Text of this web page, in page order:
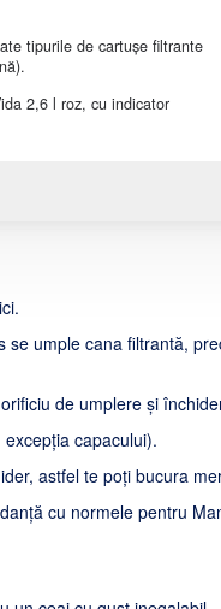
tipurile de cartușe filtrante
2,6 l roz, cu indicator
umple cana filtrantă,
de umplere și
capacului).
astfel te poți bucura
cu normele pentru